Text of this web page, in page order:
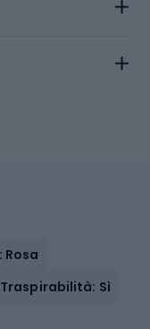
Rosa
Traspirabilità: Sì